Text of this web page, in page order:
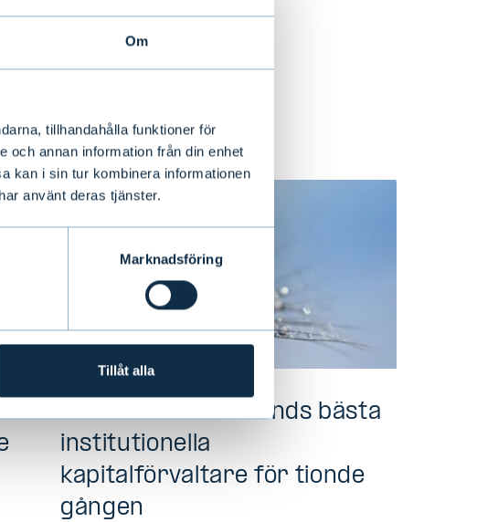
Om
tillhandahålla funktioner för
och annan information från din enhet
kan i sin tur kombinera informationen
använt deras tjänster.
Marknadsföring
Tillåt alla
Evli utsedd till Finlands bästa
institutionella
kapitalförvaltare för tionde
gången